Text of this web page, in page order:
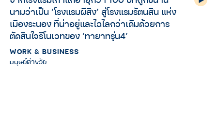
นามว่าเป็น ‘โรงแรมผีสิง’ สู่โรงแรมรัตนสิน แห่ง
เมืองระนอง ที่น่าอยู่และไฉไลกว่าเดิมด้วยการ
ตัดสินใจรีโนเวทของ ‘ทายาทรุ่น4’
WORK & BUSINESS
มนุษย์ต่างวัย